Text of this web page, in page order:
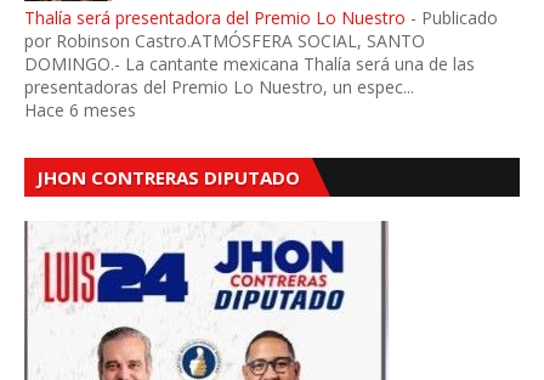
Thalía será presentadora del Premio Lo Nuestro - Publicado
por Robinson Castro.ATMÓSFERA SOCIAL, SANTO
DOMINGO.- La cantante mexicana Thalía será una de las
presentadoras del Premio Lo Nuestro, un espec...
Hace 6 meses
JHON CONTRERAS DIPUTADO